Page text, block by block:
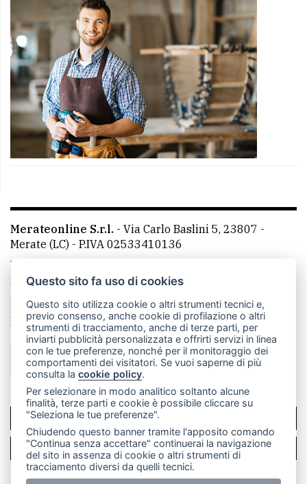
Merateonline S.r.l. - Via Carlo Baslini 5, 23807 -
Merate (LC) - P.IVA 02533410136
Telefono:
mail: redazione@merateonline.it
La redazione
CasateOnline LeccoOnline
RSS
Made by VIP
Privacy policy
Cookie policy
Rivedi le tue scelte sui cookie
SCRIVICI
PER LA TUA PUBBLICITÀ
Questo sito fa uso di cookies
Questo sito utilizza cookie o altri strumenti tecnici e,
previo consenso, anche cookie di profilazione o altri
strumenti di tracciamento, anche di terze parti, per
inviarti pubblicità personalizzata e offrirti servizi in linea
con le tue preferenze, nonché per il monitoraggio dei
comportamenti dei visitatori. Se vuoi saperne di più
consulta lacookie policy.
Per selezionare in modo analitico soltanto alcune
finalità, terze parti e cookie è possibile cliccare su
"Seleziona le tue preferenze".
Chiudendo questo banner tramite l'apposito comando
"Continua senza accettare" continuerai la navigazione
del sito in assenza di cookie o altri strumenti di
tracciamento diversi da quelli tecnici.